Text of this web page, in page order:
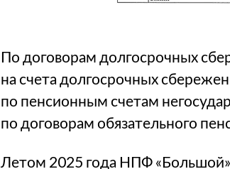
По договорам долгосрочных
на счета долгосрочных
по пенсионным счетам
по договорам обязательного
Летом 2025 года НПФ «Большой»